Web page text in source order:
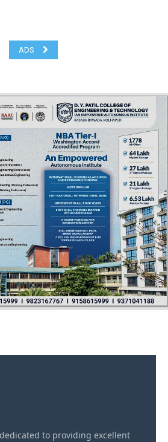
ADS
to providing excellent